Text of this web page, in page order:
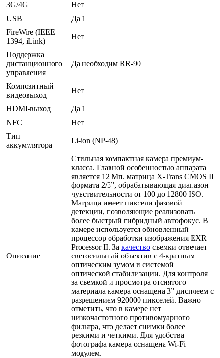
3G/4G
Нет
USB
Да 1
FireWire (IEEE
1394, iLink)
Нет
Поддержка
дистанционного
управления
Да необходим RR-90
Композитный
видеовыход
Нет
HDMI-выход
Да 1
NFC
Нет
Тип
аккумулятора
Li-ion (NP-48)
Описание
Стильная компактная камера премиум-
класса. Главной особенностью аппарата
является 12 Мп. матрица X-Trans CMOS II
формата 2/3”, обрабатывающая диапазон
чувствительности от 100 до 12800 ISO.
Матрица имеет пиксели фазовой
детекции, позволяющие реализовать
более быстрый гибридный автофокус. В
камере используется обновленный
процессор обработки изображения EXR
Processor II. За качество съемки отвечает
светосильный объектив с 4-кратным
оптическим зумом и системой
оптической стабилизации. Для контроля
за съемкой и просмотра отснятого
материала камера оснащена 3” дисплеем с
разрешением 920000 пикселей. Важно
отметить, что в камере нет
низкочастотного противомуарного
фильтра, что делает снимки более
резкими и четкими. Для удобства
фотографа камера оснащена Wi-Fi
модулем.